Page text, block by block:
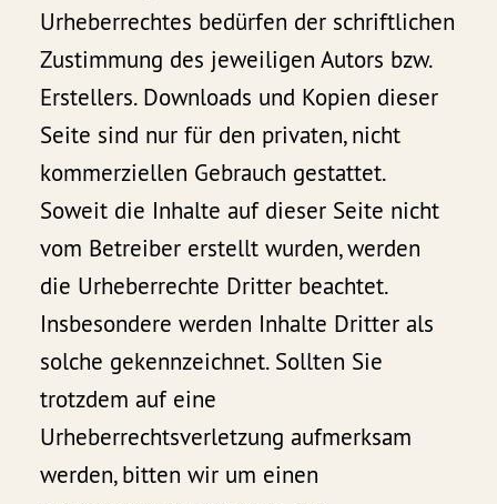
Urheberrechtes bedürfen der schriftlichen
Zustimmung des jeweiligen Autors bzw.
Erstellers. Downloads und Kopien dieser
Seite sind nur für den privaten, nicht
kommerziellen Gebrauch gestattet.
Soweit die Inhalte auf dieser Seite nicht
vom Betreiber erstellt wurden, werden
die Urheberrechte Dritter beachtet.
Insbesondere werden Inhalte Dritter als
solche gekennzeichnet. Sollten Sie
trotzdem auf eine
Urheberrechtsverletzung aufmerksam
werden, bitten wir um einen